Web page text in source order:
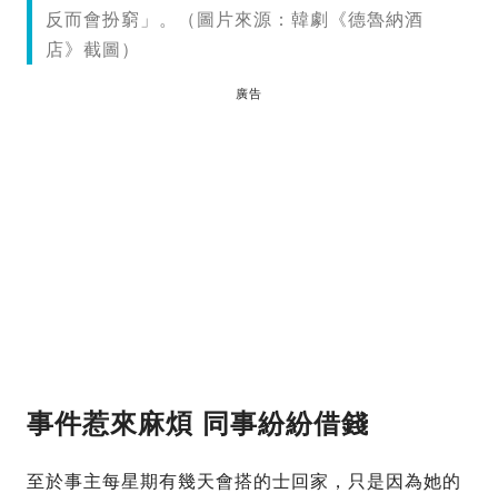
反而會扮窮」。（圖片來源：韓劇《德魯納酒
店》截圖）
廣告
事件惹來麻煩 同事紛紛借錢
至於事主每星期有幾天會搭的士回家，只是因為她的